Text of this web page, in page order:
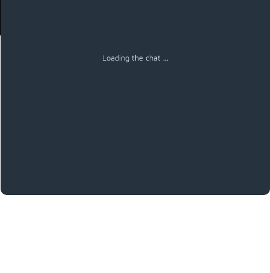
Loading the chat ...